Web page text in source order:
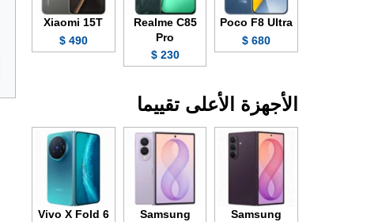
Poco F8 Ultra
680 $
Realme C85
Pro
230 $
Xiaomi 15T
490 $
الأجهزة الأعلى تقييما
Samsung
Samsung
Vivo X Fold 6